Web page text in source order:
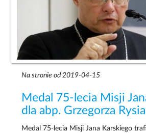
Na stronie od 2019-04-15
Medal 75-lecia Misji
dla abp. Grzegorza Rysia
Medal 75-lecia Misji Jana Karskiego